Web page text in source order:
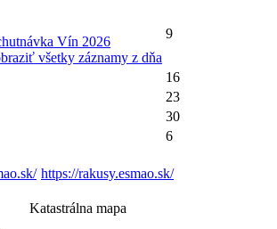
Vín 2026
všetky záznamy z dňa
9
16
23
30
6
https://rakusy.esmao.sk/
Katastrálna mapa